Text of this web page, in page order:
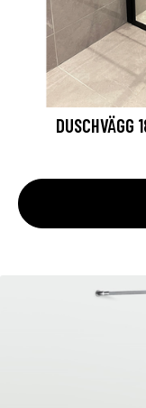
DUSCHVÄGG